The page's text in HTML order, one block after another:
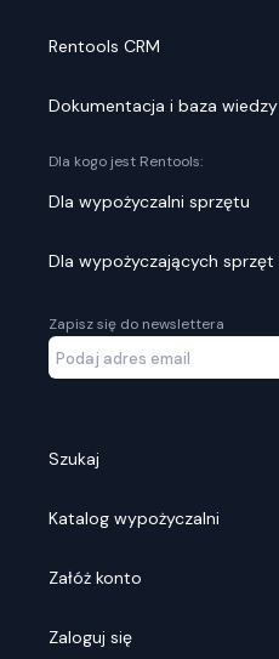
Rentools CRM
Dokumentacja i baza wiedzy
Dla kogo jest Rentools:
Dla wypożyczalni sprzętu
Dla wypożyczających sprzęt
Zapisz się do newslettera
Szukaj
Katalog wypożyczalni
Załóż konto
Zaloguj się